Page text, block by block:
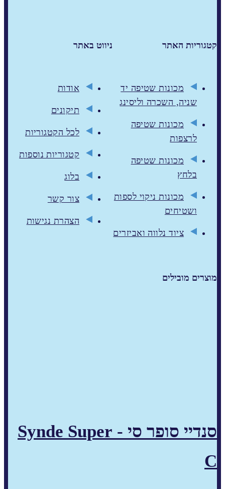
ניווט באתר
אודות
תיקונים
לכל הקטגוריות
קטגוריות נוספות
בלוג
צור קשר
הצהרת נגישות
קטגוריות האתר
מכונות שטיפה יד
שניה, השכרה וליסינג
מכונות שטיפה
לרצפות
מכונות שטיפה
בלחץ
מכונות ניקוי לספות
ושטיחים
ציוד נלווה ואביזרים
מוצרים מובילים
סנדיי סופר סי - Synde Super
C